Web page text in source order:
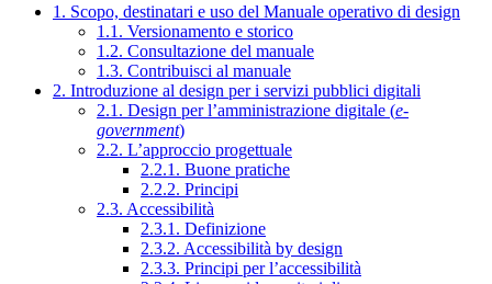
1. Scopo, destinatari e uso del Manuale operativo di design
1.1. Versionamento e storico
1.2. Consultazione del manuale
1.3. Contribuisci al manuale
2. Introduzione al design per i servizi pubblici digitali
2.1. Design per l’amministrazione digitale (e-
government)
2.2. L’approccio progettuale
2.2.1. Buone pratiche
2.2.2. Principi
2.3. Accessibilità
2.3.1. Definizione
2.3.2. Accessibilità by design
2.3.3. Principi per l’accessibilità